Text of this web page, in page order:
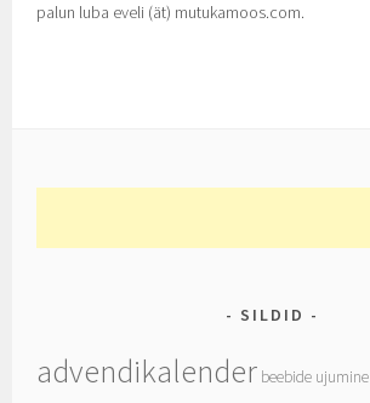
palun luba eveli (ät) mutukamoos.com.
SILDID
advendikalender beebide ujumine